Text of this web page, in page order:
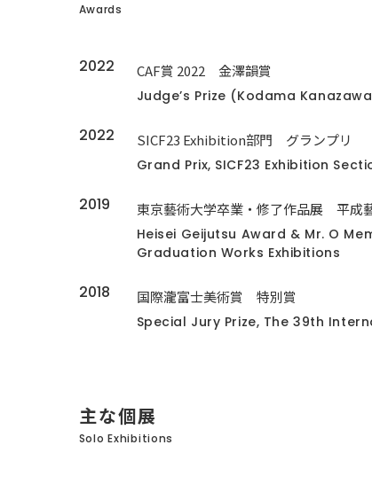
Awards
2022 CAF賞 2022 金澤韻賞
Judge’s Prize (Kodama
2022 SICF23 Exhibition部門 グランプリ
Grand Prix, SICF23 Exhibition
2019 東京藝術大学卒業・修了作品展 平成
Heisei Geijutsu Award & Mr. O
Graduation Works Exhibitions
2018 国際瀧富士美術賞 特別賞
Special Jury Prize, The 39th
主な個展
Solo Exhibitions